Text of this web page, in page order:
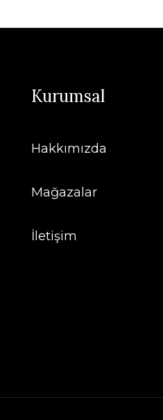
Kurumsal
Hakkımızda
Mağazalar
İletişim